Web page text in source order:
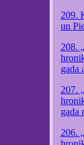
209.
un
208.
gada
207.
gada
206.